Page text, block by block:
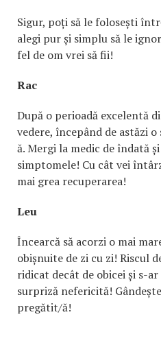
Sigur, poți să le folosești
alegi pur și simplu să le
fel de om vrei să fii!
Rac
După o perioadă excelentă
vedere, începând de astăzi
ă. Mergi la medic de îndată
simptomele! Cu cât vei
mai grea recuperarea!
Leu
Încearcă să acorzi o mai
obișnuite de zi cu zi! Riscul
ridicat decât de obicei și s-
surpriză nefericită!
pregătit/ă!